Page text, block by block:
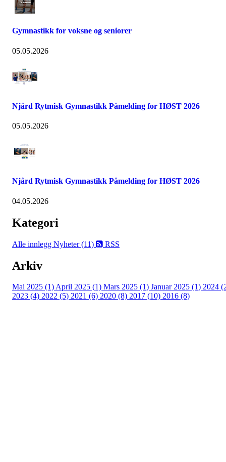
Gymnastikk for voksne og seniorer
05.05.2026
Njård Rytmisk Gymnastikk Påmelding for HØST 2026
05.05.2026
Njård Rytmisk Gymnastikk Påmelding for HØST 2026
04.05.2026
Kategori
Alle innlegg Nyheter (11) RSS
Arkiv
Mai 2025 (1)April 2025 (1) Mars 2025 (1) Januar 2025 (1) 2024
2023 (4) 2022 (5) 2021 (6) 2020 (8) 2017 (10) 2016 (8)